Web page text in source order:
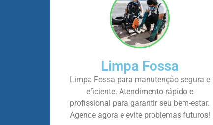
Limpa Fossa
Limpa Fossa para manutenção segura e
eficiente. Atendimento rápido e
profissional para garantir seu bem-estar.
Agende agora e evite problemas futuros!